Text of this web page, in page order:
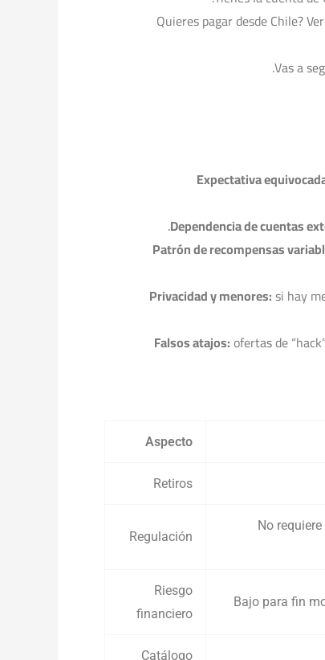
¿Quieres pagar desde Chile?
Expectativa
Dependencia de cuentas
Patrón de recompensas
Privacidad y menores:si hay
Falsos atajos:ofertas de
Aspecto
Retiros
Regulación
No
Riesgo
financiero
Bajo para fin
Catálogo